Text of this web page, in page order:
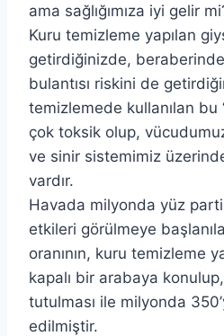
ama sağlığımıza iyi gelir
Kuru temizleme yapılan
getirdiğinizde, beraberinde
bulantısı riskini de
temizlemede kullanılan bu
çok toksik olup,
ve sinir sistemimiz
vardır.
Havada milyonda yüz
etkileri görülmeye
oranının, kuru temizleme
kapalı bir arabaya
tutulması ile milyonda
edilmiştir.